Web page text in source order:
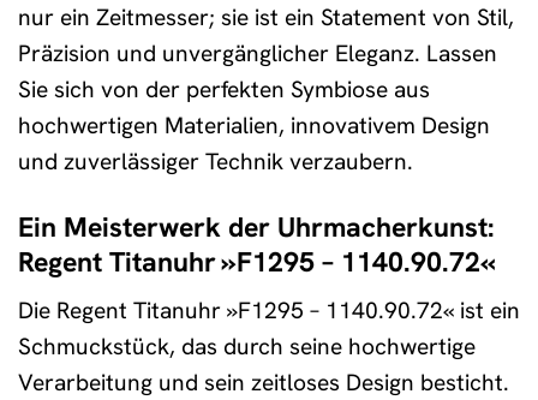
nur ein Zeitmesser; sie ist ein Statement von Stil,
Präzision und unvergänglicher Eleganz. Lassen
Sie sich von der perfekten Symbiose aus
hochwertigen Materialien, innovativem Design
und zuverlässiger Technik verzaubern.
Ein Meisterwerk der Uhrmacherkunst:
Regent Titanuhr »F1295 – 1140.90.72«
Die Regent Titanuhr »F1295 – 1140.90.72« ist ein
Schmuckstück, das durch seine hochwertige
Verarbeitung und sein zeitloses Design besticht.